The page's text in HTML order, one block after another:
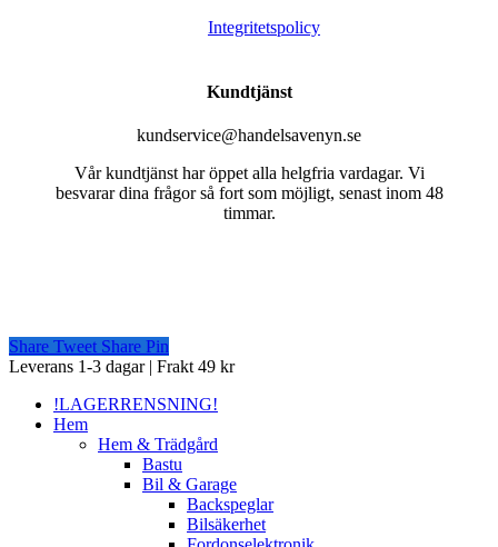
Integritetspolicy
Kundtjänst
kundservice@handelsavenyn.se
Vår kundtjänst har öppet alla helgfria vardagar. Vi
besvarar dina frågor så fort som möjligt, senast inom 48
timmar.
Share Tweet Share Pin
Close
Leverans 1-3 dagar | Frakt 49 kr
!LAGERRENSNING!
Hem
Hem & Trädgård
Bastu
Bil & Garage
Backspeglar
Bilsäkerhet